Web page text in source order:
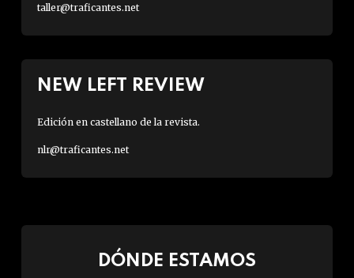
taller@traficantes.net
NEW LEFT REVIEW
Edición en castellano de la revista.
nlr@traficantes.net
DÓNDE ESTAMOS